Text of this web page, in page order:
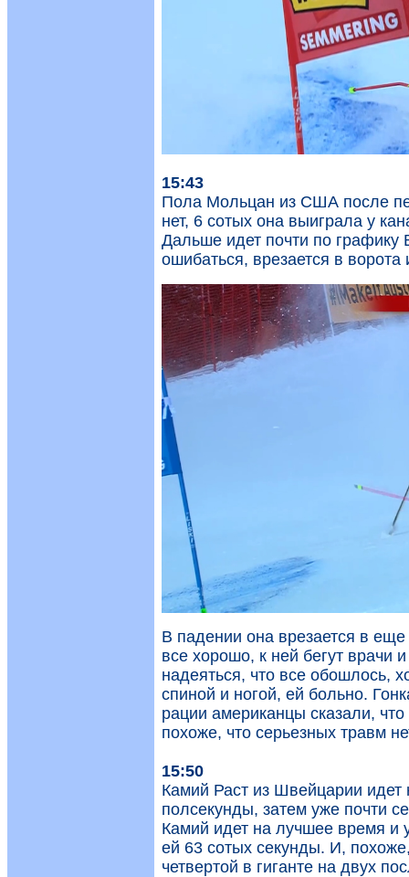
15:43
Пола Мольцан из США после
нет, 6 сотых она выиграла у
Дальше идет почти по графику
ошибаться, врезается в ворота
В падении она врезается в
все хорошо, к ней бегут врачи
надеяться, что все обошлось,
спиной и ногой, ей больно.
рации американцы сказали,
похоже, что серьезных травм
15:50
Камий Раст из Швейцарии идет
полсекунды, затем уже почти
Камий идет на лучшее время и
ей 63 сотых секунды. И,
четвертой в гиганте на двух